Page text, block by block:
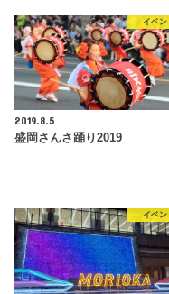
イベン
2019.8.5
盛岡さんさ踊り2019
イベン